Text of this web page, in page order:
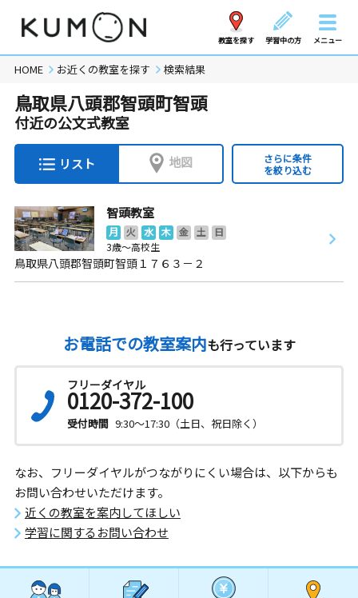
教室を探す 学習中の方 メニュー
HOME お近くの教室を探す 検索結果
鳥取県八頭郡智頭町智頭
付近の公文式教室
リスト 地図
さらに条件
を絞り込む
智頭教室
月 火 水 木 金 土
日
3歳～高校生
鳥取県八頭郡智頭町智頭１７６３－２
お電話での教室案内も行っています
フリーダイヤル
0120-372-100
受付時間 9:30～17:30（土日、祝日除く）
なお、フリーダイヤルがつながりにくい場合は、以下からも
お問い合わせいただけます。
近くの教室を案内してほしい
学習に関するお問い合わせ